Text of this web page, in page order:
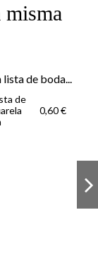
misma
de
0,60 €